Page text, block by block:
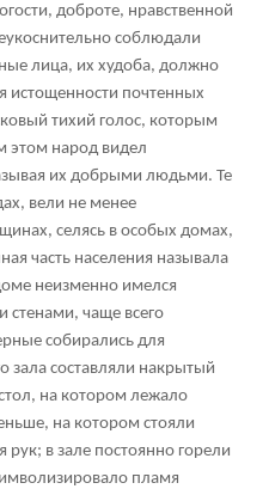
доброте, нравственной
соблюдали
лица, их худоба, должно
истощенности почтенных
тихий голос, которым
этом народ видел
их добрыми людьми. Те
вели не менее
селясь в особых домах,
часть населения называла
неизменно имелся
стенами, чаще всего
собирались для
зала составляли накрытый
на котором лежало
на котором стояли
в зале постоянно горели
пламя